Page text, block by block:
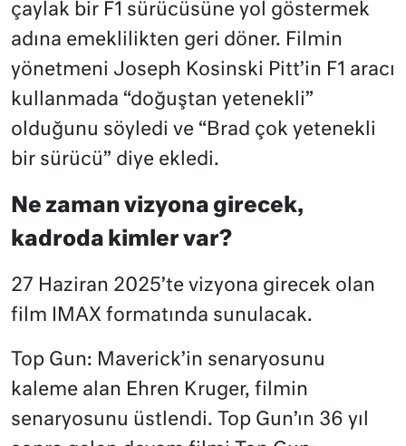
çaylak bir F1 sürücüsüne yol göstermek
adına emeklilikten geri döner. Filmin
yönetmeni Joseph Kosinski Pitt’in F1 aracı
kullanmada “doğuştan yetenekli”
olduğunu söyledi ve “Brad çok yetenekli
bir sürücü” diye ekledi.
Ne zaman vizyona girecek,
kadroda kimler var?
27 Haziran 2025’te vizyona girecek olan
film IMAX formatında sunulacak.
Top Gun: Maverick’in senaryosunu
kaleme alan Ehren Kruger, filmin
senaryosunu üstlendi. Top Gun’ın 36 yıl